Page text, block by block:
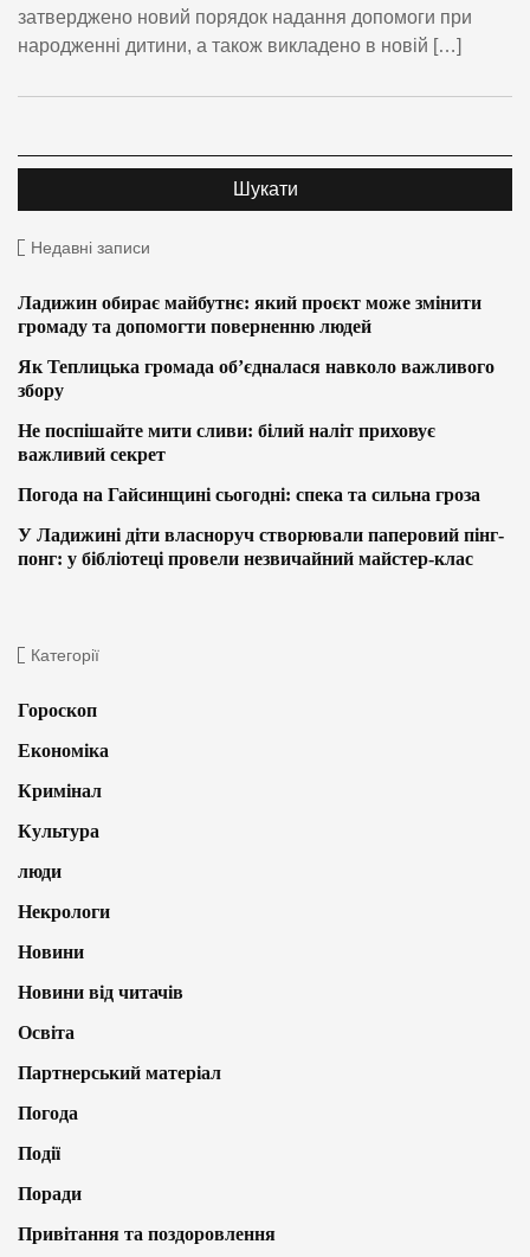
затверджено новий порядок надання допомоги при
народженні дитини, а також викладено в новій […]
Недавні записи
Ладижин обирає майбутнє: який проєкт може змінити
громаду та допомогти поверненню людей
Як Теплицька громада об’єдналася навколо важливого
збору
Не поспішайте мити сливи: білий наліт приховує
важливий секрет
Погода на Гайсинщині сьогодні: спека та сильна гроза
У Ладижині діти власноруч створювали паперовий пінг-
понг: у бібліотеці провели незвичайний майстер-клас
Категорії
Гороскоп
Економіка
Кримінал
Культура
люди
Некрологи
Новини
Новини від читачів
Освіта
Партнерський матеріал
Погода
Події
Поради
Привітання та поздоровлення